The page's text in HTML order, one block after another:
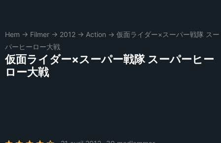
Hem → Filmer → 2012 → Action → 仮面ライダー×スーパー戦隊 スー
パーヒーロー大戦
仮面ライダー×スーパー戦隊 スーパーヒー
ロー大戦